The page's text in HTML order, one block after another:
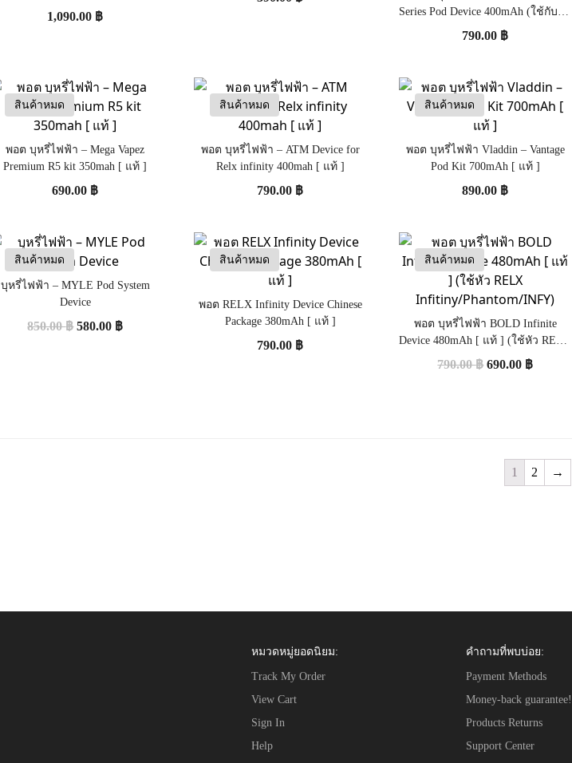
1,090.00 ฿
Series Pod Device 400mAh (ใช้กับหัว
infinity และรุ่นอื่นๆ) [ แท้ ]
790.00 ฿
สินค้าหมด
พอต บุหรี่ไฟฟ้า – Mega Vapez
Premium R5 kit 350mah [ แท้ ]
690.00 ฿
สินค้าหมด
พอต บุหรี่ไฟฟ้า – ATM Device for
Relx infinity 400mah [ แท้ ]
790.00 ฿
สินค้าหมด
พอต บุหรี่ไฟฟ้า Vladdin – Vantage
Pod Kit 700mAh [ แท้ ]
890.00 ฿
สินค้าหมด
บุหรี่ไฟฟ้า – MYLE Pod System
Device
850.00฿ 580.00 ฿
สินค้าหมด
พอต RELX Infinity Device Chinese
Package 380mAh [ แท้ ]
790.00 ฿
สินค้าหมด
พอต บุหรี่ไฟฟ้า BOLD Infinite
Device 480mAh [ แท้ ] (ใช้หัว RELX
Infitiny/Phantom/INFY)
790.00฿ 690.00 ฿
1 2 →
หมวดหมู่ยอดนิยม:
Track My Order
View Cart
Sign In
Help
คำถามที่พบบ่อย:
Payment Methods
Money-back guarantee!
Products Returns
Support Center